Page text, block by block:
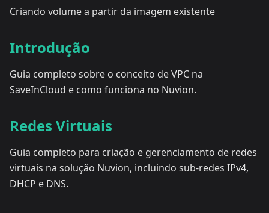
Criando volume a partir da imagem existente
Introdução
Guia completo sobre o conceito de VPC na
SaveInCloud e como funciona no Nuvion.
Redes Virtuais
Guia completo para criação e gerenciamento de redes
virtuais na solução Nuvion, incluindo sub-redes IPv4,
DHCP e DNS.